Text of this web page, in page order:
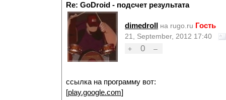
Re: GoDroid - подсчет результата
dimedroll на rugo.ru Гость
21, September, 2012 17:40
+
0 –
ссылка на программу вот:
[play.google.com]